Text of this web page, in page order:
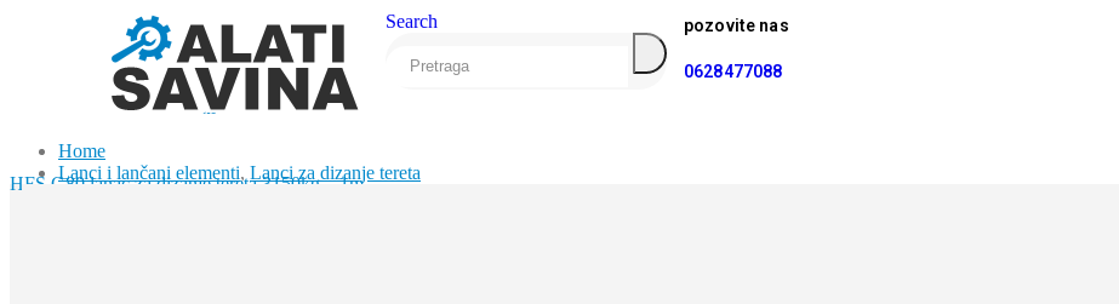
Search pozovite nas
0628477088
Home
Lanci i lančani elementi, Lanci za dizanje tereta
HFS G80 lanac za dizanje tereta 3150kg – 1m